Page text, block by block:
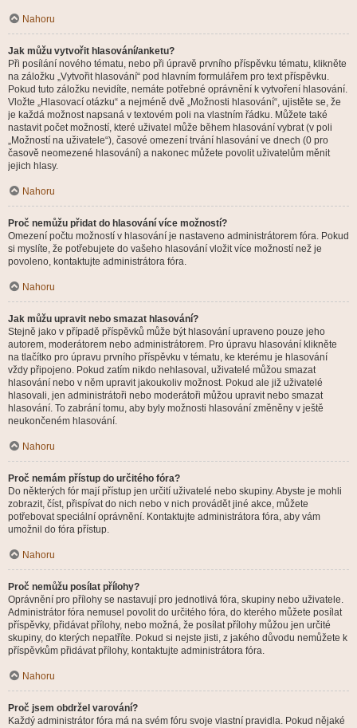
Nahoru
Jak můžu vytvořit hlasování/anketu?
Při posílání nového tématu, nebo při úpravě prvního příspěvku tématu, klikněte
na záložku „Vytvořit hlasování“ pod hlavním formulářem pro text příspěvku.
Pokud tuto záložku nevidíte, nemáte potřebné oprávnění k vytvoření hlasování.
Vložte „Hlasovací otázku“ a nejméně dvě „Možnosti hlasování“, ujistěte se, že
je každá možnost napsaná v textovém poli na vlastním řádku. Můžete také
nastavit počet možností, které uživatel může během hlasování vybrat (v poli
„Možností na uživatele“), časové omezení trvání hlasování ve dnech (0 pro
časově neomezené hlasování) a nakonec můžete povolit uživatelům měnit
jejich hlasy.
Nahoru
Proč nemůžu přidat do hlasování více možností?
Omezení počtu možností v hlasování je nastaveno administrátorem fóra. Pokud
si myslíte, že potřebujete do vašeho hlasování vložit více možností než je
povoleno, kontaktujte administrátora fóra.
Nahoru
Jak můžu upravit nebo smazat hlasování?
Stejně jako v případě příspěvků může být hlasování upraveno pouze jeho
autorem, moderátorem nebo administrátorem. Pro úpravu hlasování klikněte
na tlačítko pro úpravu prvního příspěvku v tématu, ke kterému je hlasování
vždy připojeno. Pokud zatím nikdo nehlasoval, uživatelé můžou smazat
hlasování nebo v něm upravit jakoukoliv možnost. Pokud ale již uživatelé
hlasovali, jen administrátoři nebo moderátoři můžou upravit nebo smazat
hlasování. To zabrání tomu, aby byly možnosti hlasování změněny v ještě
neukončeném hlasování.
Nahoru
Proč nemám přístup do určitého fóra?
Do některých fór mají přístup jen určití uživatelé nebo skupiny. Abyste je mohli
zobrazit, číst, přispívat do nich nebo v nich provádět jiné akce, můžete
potřebovat speciální oprávnění. Kontaktujte administrátora fóra, aby vám
umožnil do fóra přístup.
Nahoru
Proč nemůžu posílat přílohy?
Oprávnění pro přílohy se nastavují pro jednotlivá fóra, skupiny nebo uživatele.
Administrátor fóra nemusel povolit do určitého fóra, do kterého můžete posílat
příspěvky, přidávat přílohy, nebo možná, že posílat přílohy můžou jen určité
skupiny, do kterých nepatříte. Pokud si nejste jisti, z jakého důvodu nemůžete k
příspěvkům přidávat přílohy, kontaktujte administrátora fóra.
Nahoru
Proč jsem obdržel varování?
Každý administrátor fóra má na svém fóru svoje vlastní pravidla. Pokud nějaké